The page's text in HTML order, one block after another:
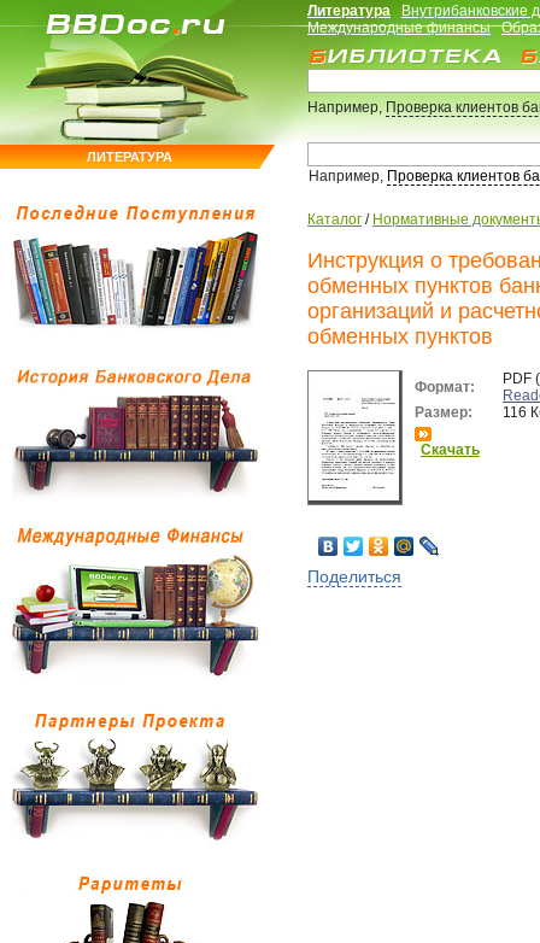
ЛИТЕРАТУРА
Литература
Внутрибанковские
Международные финансы
Например,Проверка клиентов
Например, Проверка клиентов
Каталог / Нормативные
Инструкция о
обменных пунктов
организаций и
обменных пунктов
Формат:
PDF
Размер:
116
Скачать
Поделиться